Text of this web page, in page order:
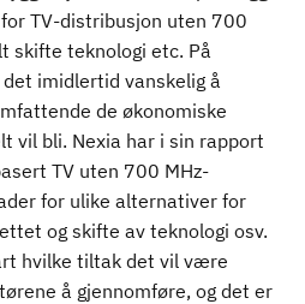
TV-distribusjon uten 700
skifte teknologi etc. På
imidlertid vanskelig å
de økonomiske
vil bli. Nexia har i sin rapport
TV uten 700 MHz-
for ulike alternativer for
og skifte av teknologi osv.
hvilke tiltak det vil være
å gjennomføre, og det er